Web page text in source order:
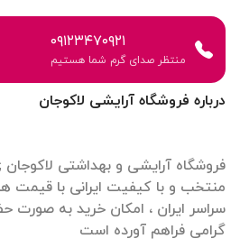
درباره فروشگاه آرایشی لاکوجان
فروشگاه آرایشی و بهداشتی
منتخب و با کیفیت ایرانی با قیمت
سراسر ایران ، امکان خرید به صورت
گرامی فراهم آورده است
۰۹۱۲۳۴۷۰۹۲۱
منتظر صدای گرم شما هستیم